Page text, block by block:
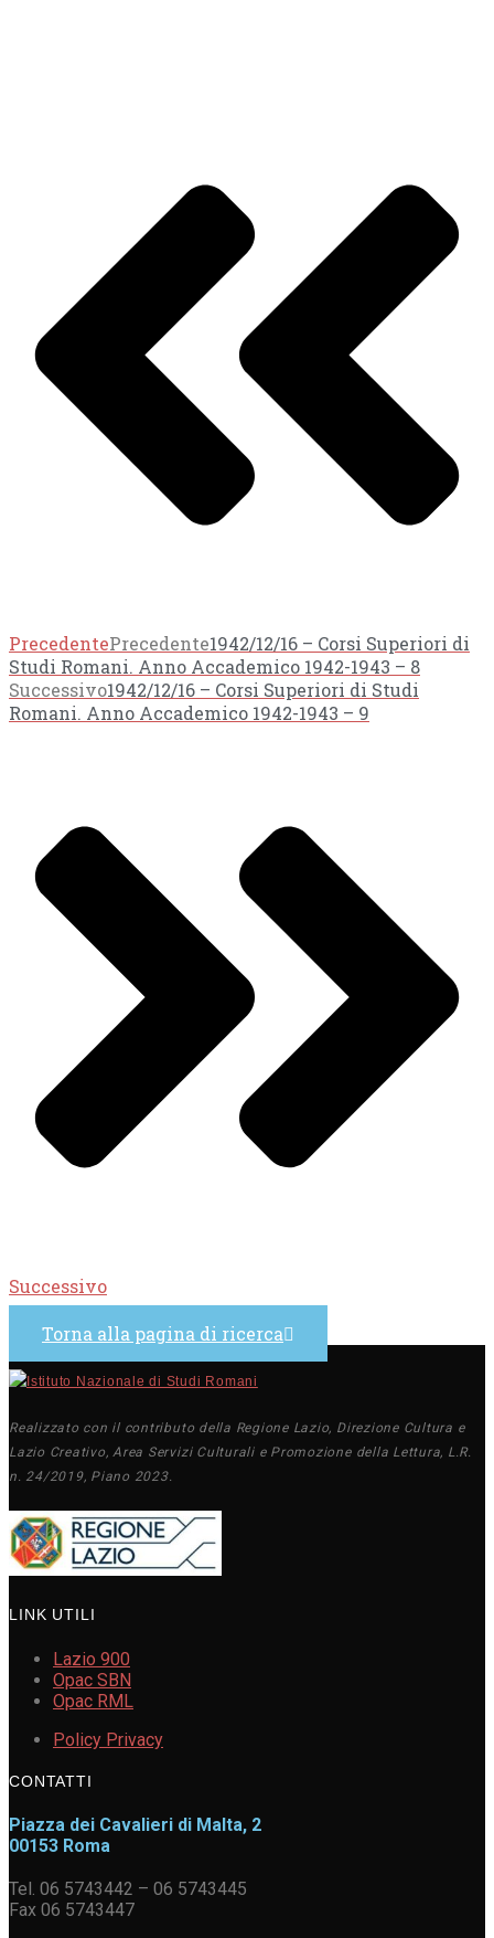
PrecedentePrecedente1942/12/16 – Corsi Superiori di
Studi Romani. Anno Accademico 1942-1943 – 8
Successivo1942/12/16 – Corsi Superiori di Studi
Romani. Anno Accademico 1942-1943 – 9
Successivo
Torna alla pagina di ricerca
Realizzato con il contributo della Regione Lazio, Direzione Cultura e
Lazio Creativo, Area Servizi Culturali e Promozione della Lettura, L.R.
n. 24/2019, Piano 2023.
LINK UTILI
Lazio 900
Opac SBN
Opac RML
Policy Privacy
CONTATTI
Piazza dei Cavalieri di Malta, 2
00153 Roma
Tel. 06 5743442 – 06 5743445
Fax 06 5743447